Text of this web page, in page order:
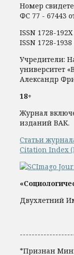
Номер
ФС 77 - 67443
ISSN 1728-
ISSN 1728-
Учредители:
университет
Александр
18+
Журнал
изданий ВАК.
Статьи
Citation Index
Двухлетний
*Признан